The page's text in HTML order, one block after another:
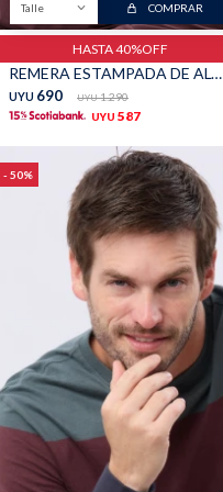
Talle COMPRAR
HASTA 40%OFF
REMERA ESTAMPADA DE ALGODÓN - BORDO
UYU 690 UYU 1.290
UYU 587
50
TALLES GRANDES
Quiero ser parte
Uniformes empresariales
Juntá puntos Friends
Locales
Cómo comprar
Envíos, cambios y devoluciones